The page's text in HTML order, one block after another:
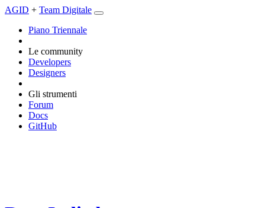
AGID + Team Digitale
Piano Triennale
Le community
Developers
Designers
Gli strumenti
Forum
Docs
GitHub